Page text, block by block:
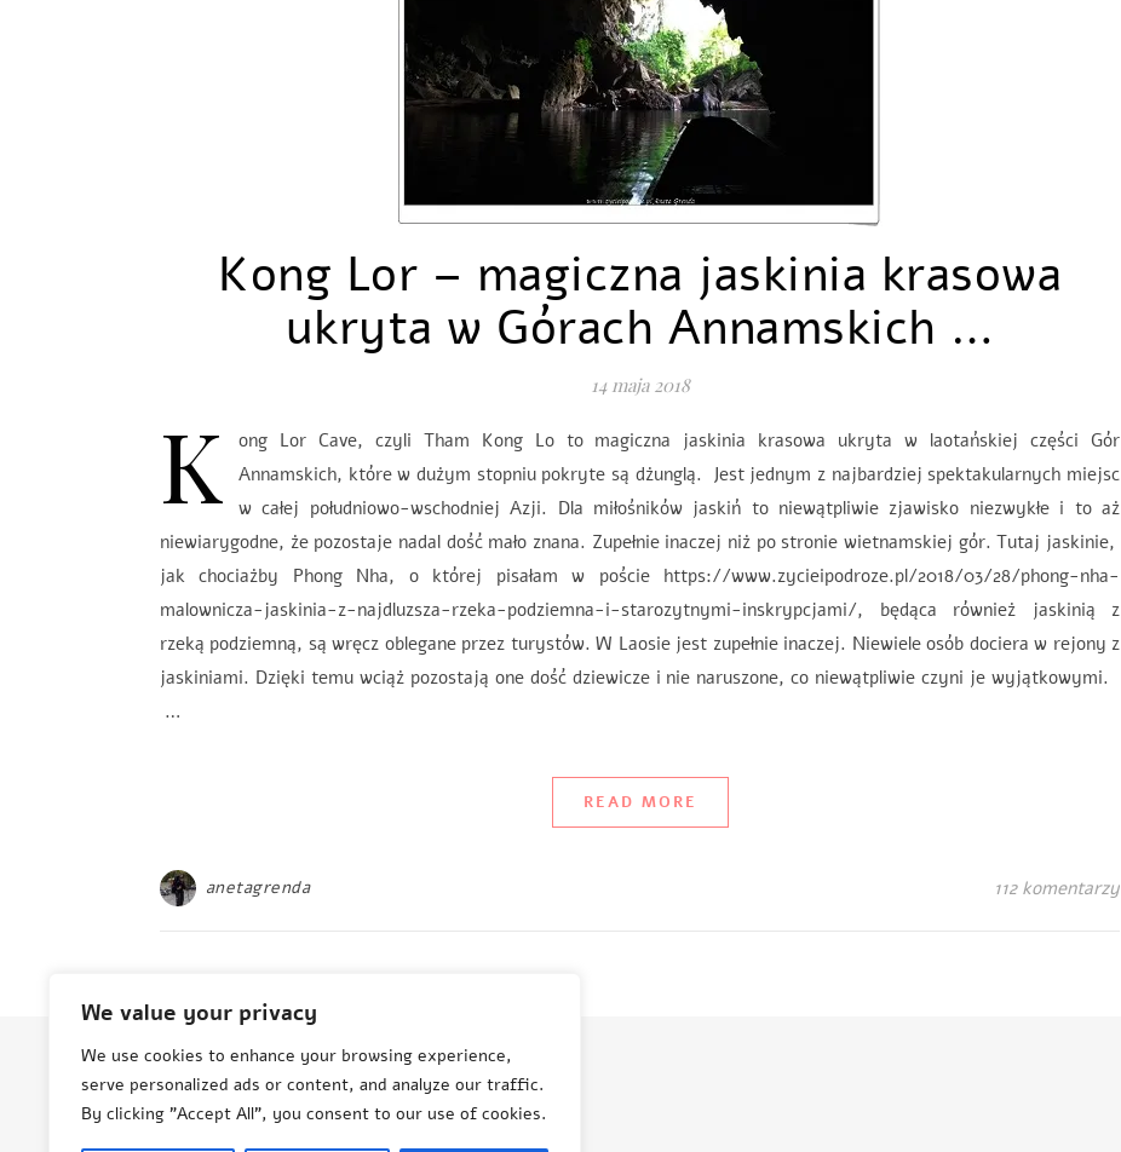
We value your privacy
We use cookies to enhance your browsing experience,
serve personalized ads or content, and analyze our traffic.
By clicking "Accept All", you consent to our use of cookies.
Kong Lor – magiczna jaskinia krasowa
ukryta w Górach Annamskich …
14 maja 2018
K
ong Lor Cave, czyli Tham Kong Lo to magiczna jaskinia krasowa ukryta w laotańskiej części Gór
Annamskich, które w dużym stopniu pokryte są dżunglą. Jest jednym z najbardziej spektakularnych miejsc
w całej południowo-wschodniej Azji. Dla miłośników jaskiń to niewątpliwie zjawisko niezwykłe i to aż
niewiarygodne, że pozostaje nadal dość mało znana. Zupełnie inaczej niż po stronie wietnamskiej gór. Tutaj jaskinie,
jak chociażby Phong Nha, o której pisałam w poście https://www.zycieipodroze.pl/2018/03/28/phong-nha-
malownicza-jaskinia-z-najdluzsza-rzeka-podziemna-i-starozytnymi-inskrypcjami/, będąca również jaskinią z
rzeką podziemną, są wręcz oblegane przez turystów. W Laosie jest zupełnie inaczej. Niewiele osób dociera w rejony z
jaskiniami. Dzięki temu wciąż pozostają one dość dziewicze i nie naruszone, co niewątpliwie czyni je wyjątkowymi.
…
READ MORE
anetagrenda 112 komentarzy
© Aneta Grenda Życie i podróże